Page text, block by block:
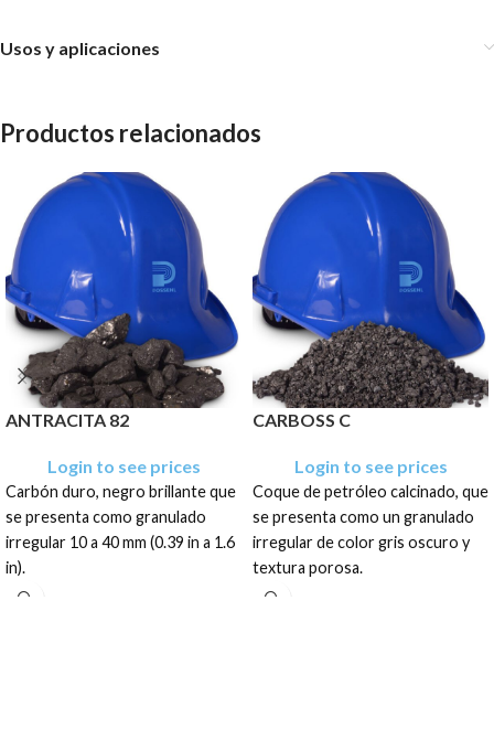
Usos y aplicaciones
Productos relacionados
ANTRACITA 82
Login to see prices
Carbón duro, negro brillante que
se presenta como granulado
irregular 10 a 40 mm (0.39 in a 1.6
in).
CARBOSS C
Login to see prices
Coque de petróleo calcinado, que
se presenta como un granulado
irregular de color gris oscuro y
textura porosa.